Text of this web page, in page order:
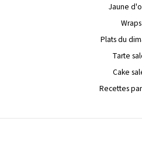
Jaune
Wraps
Plats du
Tarte
Cake
Recettes